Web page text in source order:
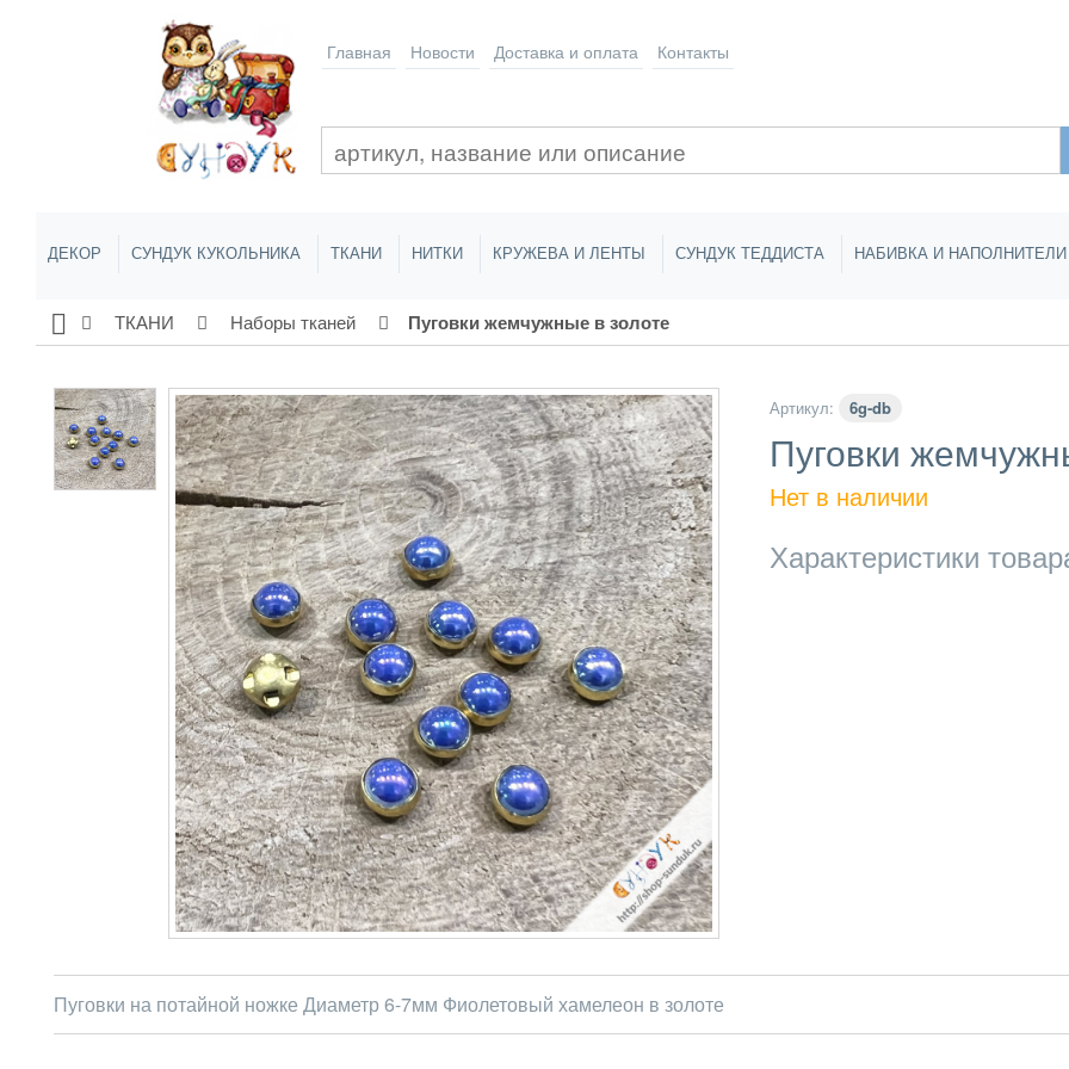
Главная Новости Доставка и оплата Контакты
ДЕКОР СУНДУК КУКОЛЬНИКА ТКАНИ НИТКИ КРУЖЕВА И ЛЕНТЫ СУНДУК ТЕДДИСТА НАБИВКА И НАПОЛНИТЕЛИ
ТКАНИ Наборы тканей Пуговки жемчужные в золоте
Артикул: 6g-db
Пуговки
Нет в наличии
Характеристики
Пуговки на потайной ножке Диаметр 6-7мм Фиолетовый хамелеон в золоте